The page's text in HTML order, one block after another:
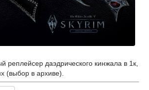
реплейсер даэдрического кинжала в 1к,
(выбор в архиве).